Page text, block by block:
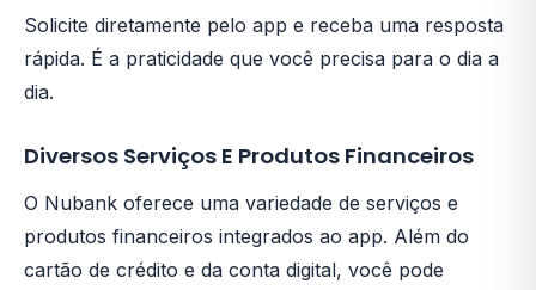
Solicite diretamente pelo app e receba uma resposta
rápida. É a praticidade que você precisa para o dia a
dia.
Diversos Serviços E Produtos Financeiros
O Nubank oferece uma variedade de serviços e
produtos financeiros integrados ao app. Além do
cartão de crédito e da conta digital, você pode